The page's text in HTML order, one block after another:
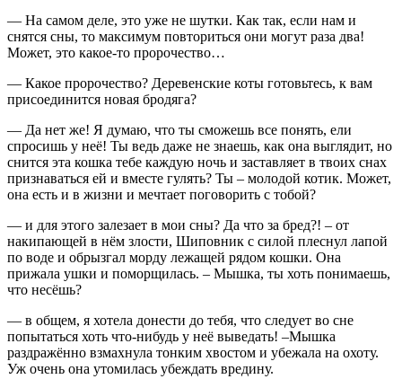
— На самом деле, это уже не шутки. Как так, если нам и
снятся сны, то максимум повториться они могут раза два!
Может, это какое-то пророчество…
— Какое пророчество? Деревенские коты готовьтесь, к вам
присоединится новая бродяга?
— Да нет же! Я думаю, что ты сможешь все понять, ели
спросишь у неё! Ты ведь даже не знаешь, как она выглядит, но
снится эта кошка тебе каждую ночь и заставляет в твоих снах
признаваться ей и вместе гулять? Ты – молодой котик. Может,
она есть и в жизни и мечтает поговорить с тобой?
— и для этого залезает в мои сны? Да что за бред?! – от
накипающей в нём злости, Шиповник с силой плеснул лапой
по воде и обрызгал морду лежащей рядом кошки. Она
прижала ушки и поморщилась. – Мышка, ты хоть понимаешь,
что несёшь?
— в общем, я хотела донести до тебя, что следует во сне
попытаться хоть что-нибудь у неё выведать! –Мышка
раздражённо взмахнула тонким хвостом и убежала на охоту.
Уж очень она утомилась убеждать вредину.